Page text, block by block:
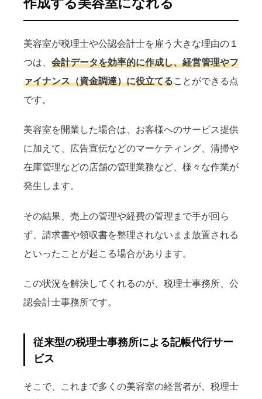
美容室が税理士や公認会計士を雇う大きな理由の１
つは、 会計データを効率的に作成し、経営管理やフ
ァイナンス（資金調達）に役立てることができる点
です。
美容室を開業した場合は、お客様へのサービス提供
に加えて、広告宣伝などのマーケティング、清掃や
在庫管理などの店舗の管理業務など、様々な作業が
発生します。
その結果、売上の管理や経費の管理まで手が回ら
ず、請求書や領収書を整理されないまま放置される
といったことが起こる場合があります。
この状況を解決してくれるのが、税理士事務所、公
認会計士事務所です。
従来型の税理士事務所による記帳代行サー
ビス
そこで、これまで多くの美容室の経営者が、税理士